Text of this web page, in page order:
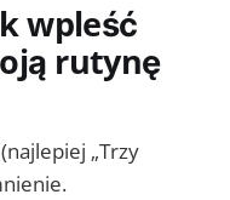
wpleść
rutynę
(najlepiej „Trzy